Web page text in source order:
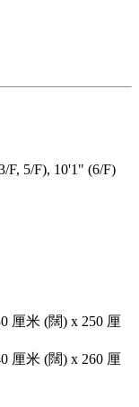
F, 5/F), 10'1" (6/F)
厘米 (闊) x 250 厘
厘米 (闊) x 260 厘